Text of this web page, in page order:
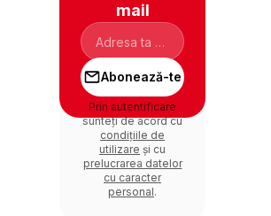
mail
Abonează-te
Prin autentificare
sunteți de acord cu
condițiile de
utilizare și cu
prelucrarea datelor
cu caracter
personal.